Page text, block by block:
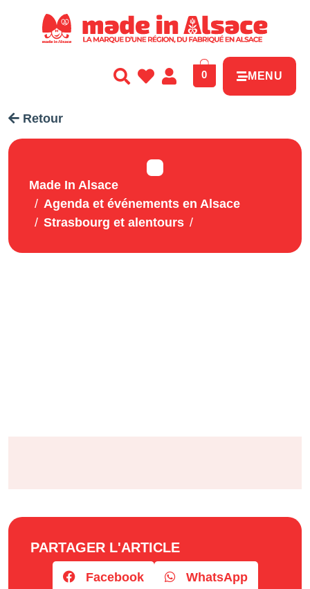
0 MENU
Retour
Made In Alsace
Agenda et événements en Alsace
Strasbourg et alentours
PARTAGER L'ARTICLE
Facebook WhatsApp